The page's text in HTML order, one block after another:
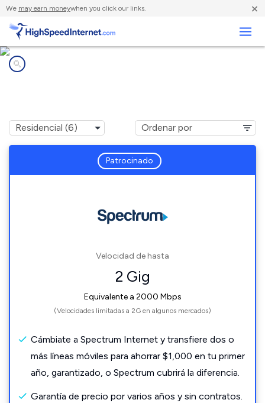
We may earn moneywhen you click our links. ×
Patrocinado
Velocidad de hasta
2 Gig
Equivalente a 2000 Mbps
(Velocidades limitadas a 2G en algunos mercados)
Cámbiate a Spectrum Internet y transfiere dos o
más líneas móviles para ahorrar $1,000 en tu primer
año, garantizado, o Spectrum cubrirá la diferencia.
Garantía de precio por varios años y sin contratos.